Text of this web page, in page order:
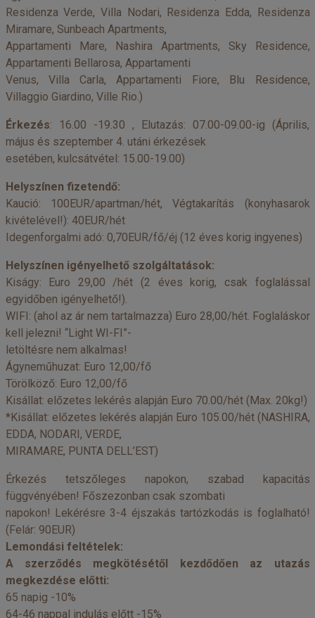
Residenza Verde, Villa Nodari, Residenza Edda, Residenza
Miramare, Sunbeach Apartments,
Appartamenti Mare, Nashira Apartments, Sky Residence,
Appartamenti Bellarosa, Appartamenti
Venus, Villa Carla, Appartamenti Fiore, Blu Residence,
Villaggio Giardino, Ville Rio.)
Érkezés: 16.00 -19.30 , Elutazás: 07.00-09.00-ig (Április,
május és szeptember 4. utáni érkezések
esetében, kulcsátvétel: 15.00-19.00)
Helyszínen fizetendő:
Kaució: 100EUR/apartman/hét, Végtakarítás (konyhasarok
kivételével!): 40EUR/hét
Idegenforgalmi adó: 0,70EUR/fő/éj (12 éves korig ingyenes)
Helyszínen igényelhető szolgáltatások:
Kiságy: Euro 29,00 /hét (2 éves korig, csak foglalással
egyidőben igényelhető!).
WIFI: (ahol az ár nem tartalmazza) Euro 28,00/hét. Foglaláskor
kell jelezni! “Light WI-FI”-
letöltésre nem alkalmas!
Ágyneműhuzat: Euro 12,00/fő
Törölköző: Euro 12,00/fő
Kisállat: előzetes lekérés alapján Euro 70.00/hét (Max. 20kg!)
*Kisállat: előzetes lekérés alapján Euro 105.00/hét (NASHIRA,
EDDA, NODARI, VERDE,
MIRAMARE, PUNTA DELL’EST)
Érkezés tetszőleges napokon, szabad kapacitás
függvényében! Főszezonban csak szombati
napokon! Lekérésre 3-4 éjszakás tartózkodás is foglalható!
(Felár: 90EUR)
Lemondási feltételek:
A szerződés megkötésétől kezdődően az utazás
megkezdése előtti:
65 napig -10%
64-46 nappal indulás előtt -15%